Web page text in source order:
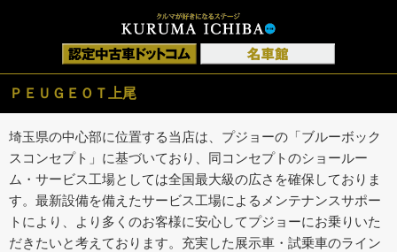
ＰＥＵＧＥＯＴ上尾
埼玉県の中心部に位置する当店は、プジョーの「ブルーボック
スコンセプト」に基づいており、同コンセプトのショールー
ム・サービス工場としては全国最大級の広さを確保しておりま
す。最新設備を備えたサービス工場によるメンテナンスサポー
トにより、より多くのお客様に安心してプジョーにお乗りいた
だきたいと考えております。充実した展示車・試乗車のライン